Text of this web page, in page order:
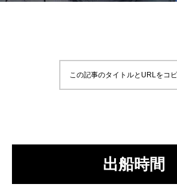
この記事のタイトルとURLをコ
出船時間